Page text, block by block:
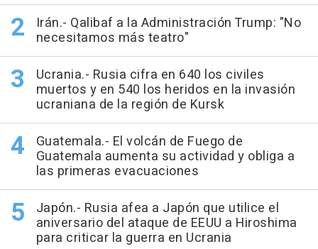
Irán.- Qalibaf a la Administración Trump: "No
necesitamos más teatro"
Ucrania.- Rusia cifra en 640 los civiles
muertos y en 540 los heridos en la invasión
ucraniana de la región de Kursk
Guatemala.- El volcán de Fuego de
Guatemala aumenta su actividad y obliga a
las primeras evacuaciones
Japón.- Rusia afea a Japón que utilice el
aniversario del ataque de EEUU a Hiroshima
para criticar la guerra en Ucrania